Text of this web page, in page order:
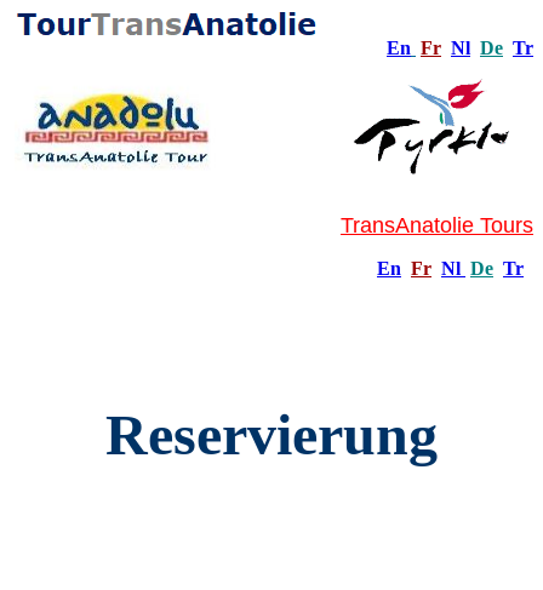
En Fr Nl De Tr
TransAnatolie Tours
En Fr Nl De Tr
Reservierung